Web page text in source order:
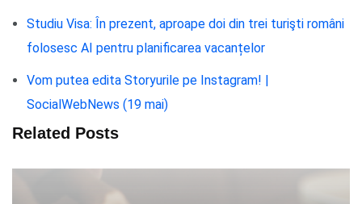
Studiu Visa: În prezent, aproape doi din trei turişti români
folosesc AI pentru planificarea vacanțelor
Vom putea edita Storyurile pe Instagram! |
SocialWebNews (19 mai)
Related Posts